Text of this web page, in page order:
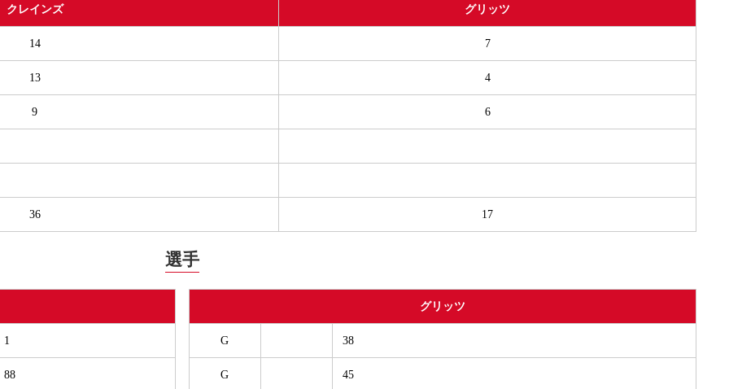
クレインズ グリッツ
14 7
13 4
9 6
36 17
選手
1
88
グリッツ
G 38
G 45